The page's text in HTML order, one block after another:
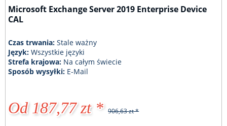
Microsoft Exchange Server 2019 Enterprise Device
CAL
Czas trwania:Stale ważny
Język:Wszystkie języki
Strefa krajowa: Na całym świecie
Sposób wysyłki: E-Mail
Od 187,77 zt * 906,63 zt *